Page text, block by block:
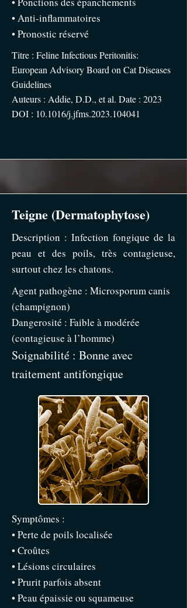
• Anti-inflammatoires
• Pronostic réservé
Titre : Feline Infectious Peritonitis:
European Advisory Board on Cat Diseases
Guidelines
Auteurs : Addie, D.D., et al. Date : 2023
DOI : 10.1016/j.jfms.2023.104041
Teigne (Dermatophytose)
Description : Infection fongique de la
peau et des poils, très contagieuse,
surtout chez les chatons.
Agent pathogène : Microsporum canis
(champignon)
Dangerosité : Faible à modérée
(contagieuse à l’homme)
Soignabilité : Bonne avec
traitement antifongique
Symptômes :
• Perte de poils localisée
• Croûtes
• Lésions circulaires
• Prurit parfois absent
• Peau épaissie ou squameuse